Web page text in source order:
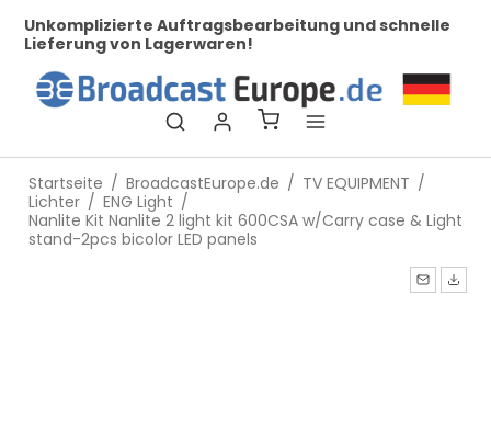
Unkomplizierte Auftragsbearbeitung und schnelle
Lieferung von Lagerwaren!
Startseite / BroadcastEurope.de / TV EQUIPMENT /
Lichter / ENG Light /
Nanlite Kit Nanlite 2 light kit 600CSA w/Carry case & Light
stand-2pcs bicolor LED panels